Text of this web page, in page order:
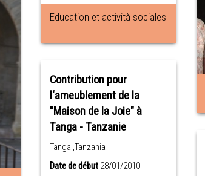
Education et actività sociales
Contribution pour
l‘ameublement de la
"Maison de la Joie" à
Tanga - Tanzanie
Tanga ,Tanzania
Date de début28/01/2010